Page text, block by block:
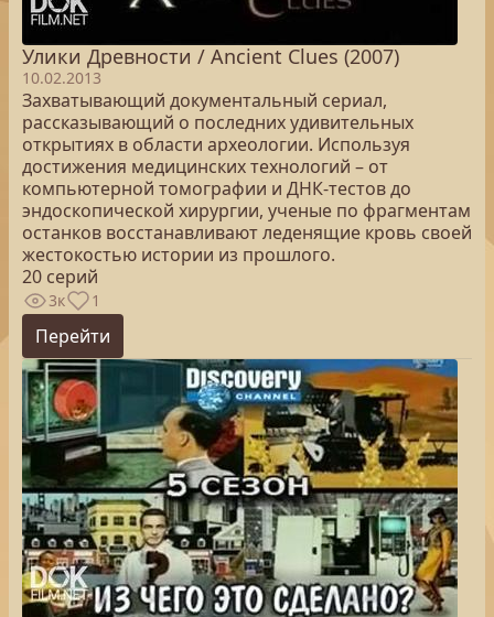
Улики Древности / Ancient Clues (2007)
10.02.2013
Захватывающий документальный сериал,
рассказывающий о последних удивительных
открытиях в области археологии. Используя
достижения медицинских технологий – от
компьютерной томографии и ДНК-тестов до
эндоскопической хирургии, ученые по фрагментам
останков восстанавливают леденящие кровь своей
жестокостью истории из прошлого.
20 серий
3к 1
Перейти